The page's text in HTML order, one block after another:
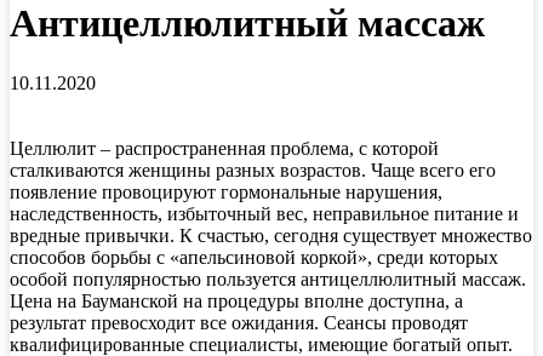
Антицеллюлитный массаж
10.11.2020
Целлюлит – распространенная проблема, с которой
сталкиваются женщины разных возрастов. Чаще всего его
появление провоцируют гормональные нарушения,
наследственность, избыточный вес, неправильное питание и
вредные привычки. К счастью, сегодня существует множество
способов борьбы с «апельсиновой коркой», среди которых
особой популярностью пользуется антицеллюлитный массаж.
Цена на Бауманской на процедуры вполне доступна, а
результат превосходит все ожидания. Сеансы проводят
квалифицированные специалисты, имеющие богатый опыт.